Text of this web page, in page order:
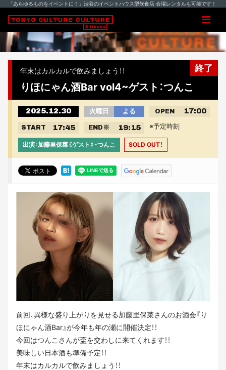
「あらゆるものをイベントに！」渋谷のイベントハウス型飲食店 会場レンタルも可能です！
終了
年末はカルカルで飲みましょう！！
りほにゃん酒Bar vol4~ゲスト：つんこ
2025.12.30 火曜日 よる OPEN 17:00
START 17:45 END ※ 19:15 ※予定時刻
出演：加藤里保菜《ゲスト》・つんこ SOLD OUT！
前回、異様な盛り上がりを見せる加藤里保菜さんのお酒会『り
ほにゃん酒Bar』が今年も年の瀬に開催決定！！
今回はつんこさんが盃を交わしに来てくれます！！
美味しい日本酒も準備予定！！
年末はカルカルで飲みましょう！！